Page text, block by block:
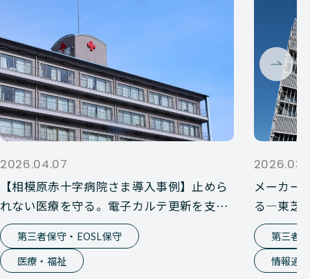
2026.04.07
【相模原赤十字病院さま導入事例】止めら
れない医療を守る。電子カルテ更新を支え
た第三者保守という選択
第三者保守・EOSL保守
医療・福祉
メーカー
る―東芝
活用術（
第三者
情報通